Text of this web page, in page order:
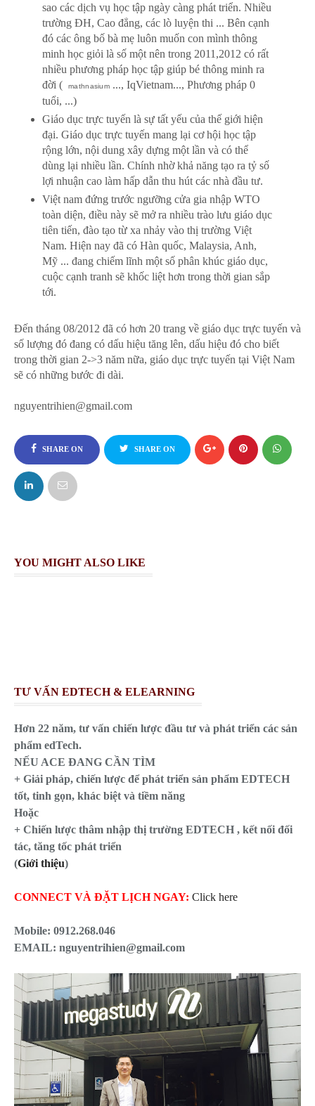
sao các dịch vụ học tập ngày càng phát triển. Nhiều
trường ĐH, Cao đẳng, các lò luyện thi ... Bên cạnh
đó các ông bố bà mẹ luôn muốn con mình thông
minh học giỏi là số một nên trong 2011,2012 có rất
nhiều phương pháp học tập giúp bé thông minh ra
đời (
mathnasium ..., IqVietnam..., Phương pháp 0
tuổi, ...)
Giáo dục trực tuyến là sự tất yếu của thế giới hiện
đại. Giáo dục trực tuyến mang lại cơ hội học tập
rộng lớn, nội dung xây dựng một lần và có thể
dùng lại nhiều lần. Chính nhờ khả năng tạo ra tỷ số
lợi nhuận cao làm hấp dẫn thu hút các nhà đầu tư.
Việt nam đứng trước ngưỡng cửa gia nhập WTO
toàn diện, điều này sẽ mở ra nhiều trào lưu giáo dục
tiên tiến, đào tạo từ xa nhảy vào thị trường Việt
Nam. Hiện nay đã có Hàn quốc, Malaysia, Anh,
Mỹ ... đang chiếm lĩnh một số phân khúc giáo dục,
cuộc cạnh tranh sẽ khốc liệt hơn trong thời gian sắp
tới.
Đến tháng 08/2012 đã có hơn 20 trang về giáo dục trực tuyến và
số lượng đó đang có dấu hiệu tăng lên, dấu hiệu đó cho biết
trong thời gian 2->3 năm nữa, giáo dục trực tuyến tại Việt Nam
sẽ có những bước đi dài.
nguyentrihien@gmail.com
SHARE ON
FACEBOOK
SHARE ON
YOU MIGHT ALSO LIKE
TƯ VẤN EDTECH & ELEARNING
Hơn 22 năm, tư vấn chiến lược đầu tư và phát triển các sản
phẩm edTech.
NẾU ACE ĐANG CẦN TÌM
+ Giải pháp, chiến lược để phát triển sản phẩm EDTECH
tốt, tinh gọn, khác biệt và tiềm năng
Hoặc
+ Chiến lược thâm nhập thị trường EDTECH , kết nối đối
tác, tăng tốc phát triển
(Giới thiệu)
CONNECT VÀ ĐẶT LỊCH NGAY: Click here
Mobile: 0912.268.046
EMAIL: nguyentrihien@gmail.com